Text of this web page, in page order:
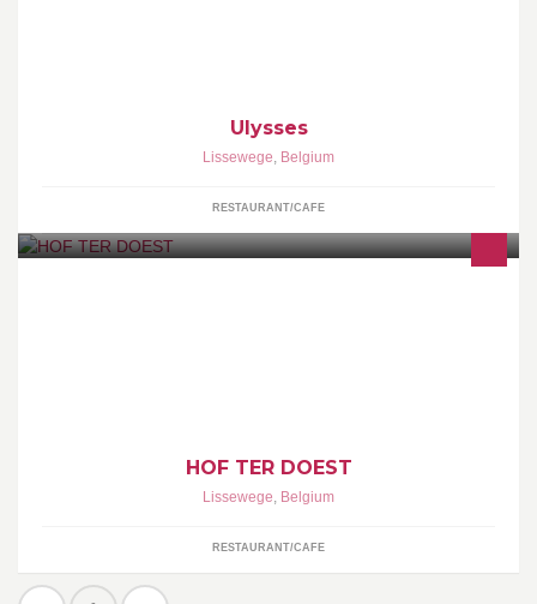
Ulysses
Lissewege, Belgium
RESTAURANT/CAFE
HOF TER DOEST
Lissewege, Belgium
RESTAURANT/CAFE